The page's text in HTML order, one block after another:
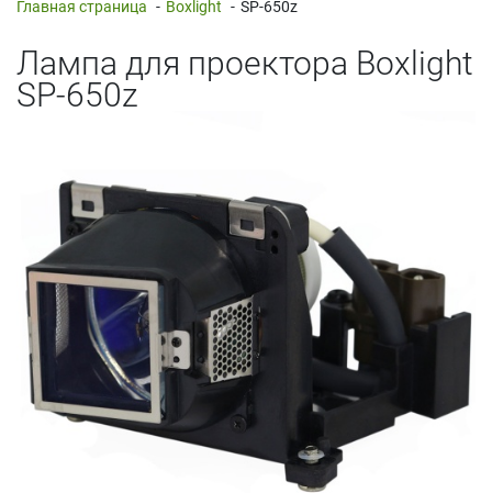
Главная страница - Boxlight - SP-650z
Лампа для проектора Boxlight
SP-650z